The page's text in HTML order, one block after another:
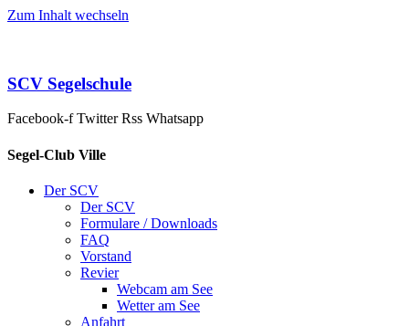
Zum Inhalt wechseln
SCV Segelschule
Facebook-f Twitter Rss Whatsapp
Segel-Club Ville
Der SCV
Der SCV
Formulare / Downloads
FAQ
Vorstand
Revier
Webcam am See
Wetter am See
Anfahrt